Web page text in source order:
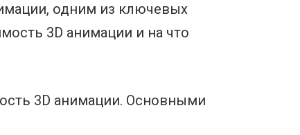
одним из ключевых
3D анимации и на что
3D анимации. Основными